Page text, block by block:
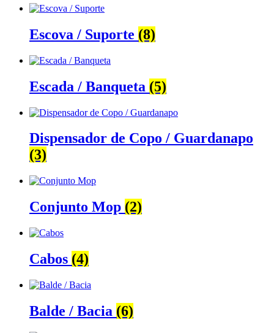
Escova / Suporte (8)
Escada / Banqueta (5)
Dispensador de Copo / Guardanapo
(3)
Conjunto Mop (2)
Cabos (4)
Balde / Bacia (6)